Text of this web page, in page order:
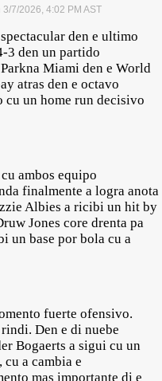
3/7/2026, 4:02 PM AST
den e ultimo
3 den un partido
Miami den e World
atras den e octavo
un home run decisivo
ambos equipo
finalmente a logra anota
Albies a ricibi un hit by
Jones core drenta pa
un base por bola cu a
fuerte ofensivo.
Den e di nuebe
Bogaerts a sigui cu un
a cambia e
mas importante di e